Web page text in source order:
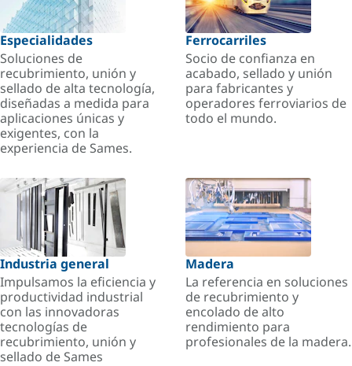
Especialidades
Soluciones de
recubrimiento, unión y
sellado de alta tecnología,
diseñadas a medida para
aplicaciones únicas y
exigentes, con la
experiencia de Sames.
Ferrocarriles
Socio de confianza en
acabado, sellado y unión
para fabricantes y
operadores ferroviarios de
todo el mundo.
Industria general
Impulsamos la eficiencia y
productividad industrial
con las innovadoras
tecnologías de
recubrimiento, unión y
sellado de Sames
Madera
La referencia en soluciones
de recubrimiento y
encolado de alto
rendimiento para
profesionales de la madera.